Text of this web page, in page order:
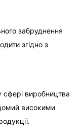
забруднення
згідно з
сфері виробництва
високими